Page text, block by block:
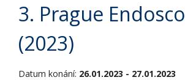
3. Prague
(2023)
Datum konání: 26.01.2023 - 27.01.2023